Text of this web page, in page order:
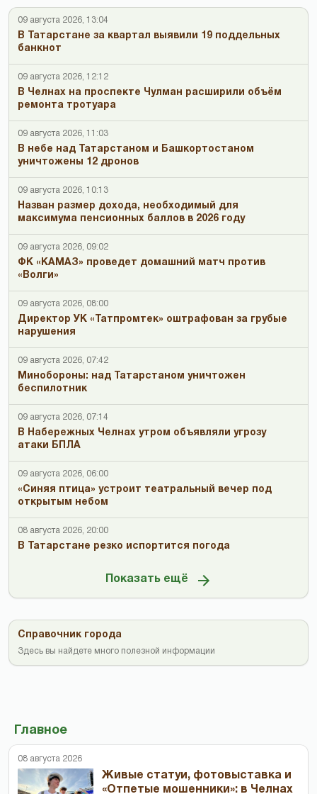
09 августа 2026, 13:04
В Татарстане за квартал выявили 19 поддельных
банкнот
09 августа 2026, 12:12
В Челнах на проспекте Чулман расширили объём
ремонта тротуара
09 августа 2026, 11:03
В небе над Татарстаном и Башкортостаном
уничтожены 12 дронов
09 августа 2026, 10:13
Назван размер дохода, необходимый для
максимума пенсионных баллов в 2026 году
09 августа 2026, 09:02
ФК «КАМАЗ» проведет домашний матч против
«Волги»
09 августа 2026, 08:00
Директор УК «Татпромтек» оштрафован за грубые
нарушения
09 августа 2026, 07:42
Минобороны: над Татарстаном уничтожен
беспилотник
09 августа 2026, 07:14
В Набережных Челнах утром объявляли угрозу
атаки БПЛА
09 августа 2026, 06:00
«Синяя птица» устроит театральный вечер под
открытым небом
08 августа 2026, 20:00
В Татарстане резко испортится погода
Показать ещё
Справочник города
Здесь вы найдете много полезной информации
Главное
08 августа 2026
Живые статуи, фотовыставка и
«Отпетые мошенники»: в Челнах